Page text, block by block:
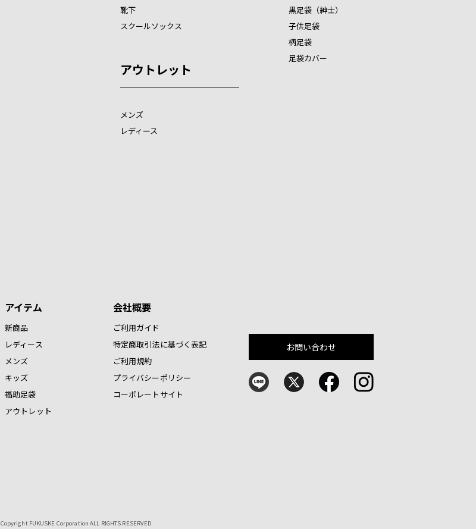
靴下
スクールソックス
アウトレット
メンズ
レディース
黒足袋（紳士）
子供足袋
柄足袋
足袋カバー
アイテム
新商品
レディース
メンズ
キッズ
福助足袋
アウトレット
会社概要
ご利用ガイド
特定商取引法に基づく表記
ご利用規約
プライバシーポリシー
コーポレートサイト
お問い合わせ
Copyright FUKUSKE Corporation ALL RIGHTS RESERVED